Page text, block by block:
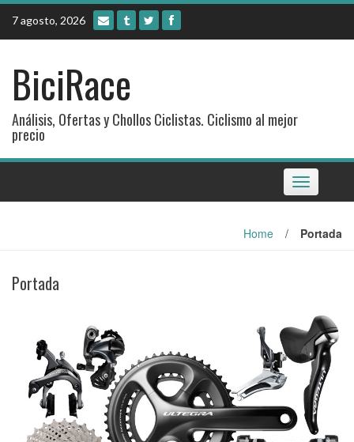
Skip
content
7 agosto, 2026
BiciRace
Análisis, Ofertas y Chollos Ciclistas. Ciclismo al mejor
precio
Toggle
navigation
Home / Portada
Portada